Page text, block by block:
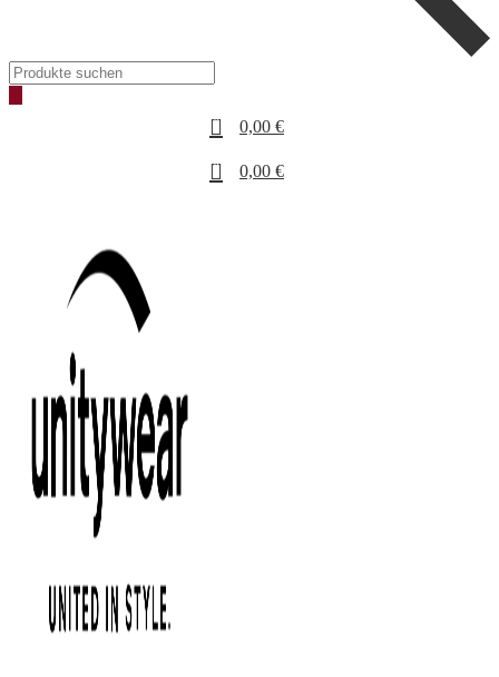
Products
search
0 0,00 €
0 0,00 €